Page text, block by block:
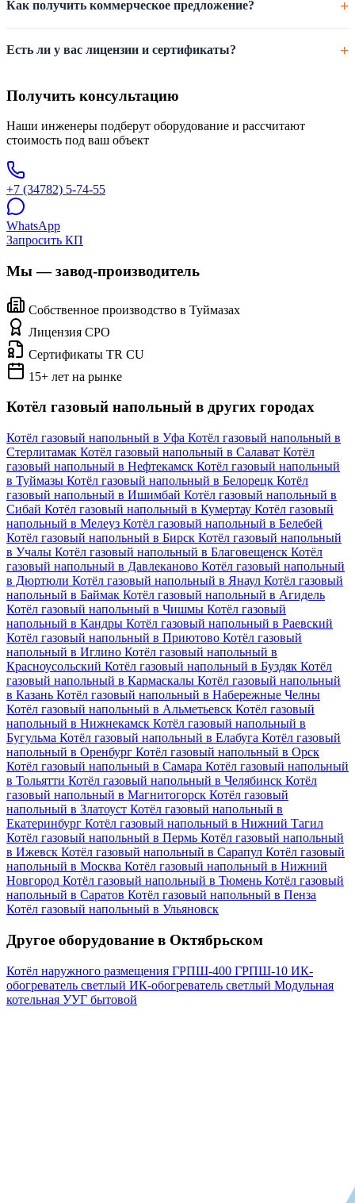
Как получить коммерческое предложение?
Есть ли у вас лицензии и сертификаты?
Получить консультацию
Наши инженеры подберут оборудование и рассчитают
стоимость под ваш объект
+7 (34782) 5-74-55
WhatsApp
Запросить КП
Мы — завод-производитель
Собственное производство в Туймазах
Лицензия СРО
Сертификаты TR CU
15+ лет на рынке
Котёл газовый напольный в других городах
Котёл газовый напольный в Уфа Котёл газовый напольный в
Стерлитамак Котёл газовый напольный в Салават Котёл
газовый напольный в Нефтекамск Котёл газовый напольный
в Туймазы Котёл газовый напольный в Белорецк Котёл
газовый напольный в Ишимбай Котёл газовый напольный в
Сибай Котёл газовый напольный в Кумертау Котёл газовый
напольный в Мелеуз Котёл газовый напольный в Белебей
Котёл газовый напольный в Бирск Котёл газовый напольный
в Учалы Котёл газовый напольный в Благовещенск Котёл
газовый напольный в Давлеканово Котёл газовый напольный
в Дюртюли Котёл газовый напольный в Янаул Котёл газовый
напольный в Баймак Котёл газовый напольный в Агидель
Котёл газовый напольный в Чишмы Котёл газовый
напольный в Кандры Котёл газовый напольный в Раевский
Котёл газовый напольный в Приютово Котёл газовый
напольный в Иглино Котёл газовый напольный в
Красноусольский Котёл газовый напольный в Буздяк Котёл
газовый напольный в Кармаскалы Котёл газовый напольный
в Казань Котёл газовый напольный в Набережные Челны
Котёл газовый напольный в Альметьевск Котёл газовый
напольный в Нижнекамск Котёл газовый напольный в
Бугульма Котёл газовый напольный в Елабуга Котёл газовый
напольный в Оренбург Котёл газовый напольный в Орск
Котёл газовый напольный в Самара Котёл газовый напольный
в Тольятти Котёл газовый напольный в Челябинск Котёл
газовый напольный в Магнитогорск Котёл газовый
напольный в Златоуст Котёл газовый напольный в
Екатеринбург Котёл газовый напольный в Нижний Тагил
Котёл газовый напольный в Пермь Котёл газовый напольный
в Ижевск Котёл газовый напольный в Сарапул Котёл газовый
напольный в Москва Котёл газовый напольный в Нижний
Новгород Котёл газовый напольный в Тюмень Котёл газовый
напольный в Саратов Котёл газовый напольный в Пенза
Котёл газовый напольный в Ульяновск
Другое оборудование в Октябрьском
Котёл наружного размещения ГРПШ-400 ГРПШ-10 ИК-
обогреватель светлый ИК-обогреватель светлый Модульная
котельная УУГ бытовой